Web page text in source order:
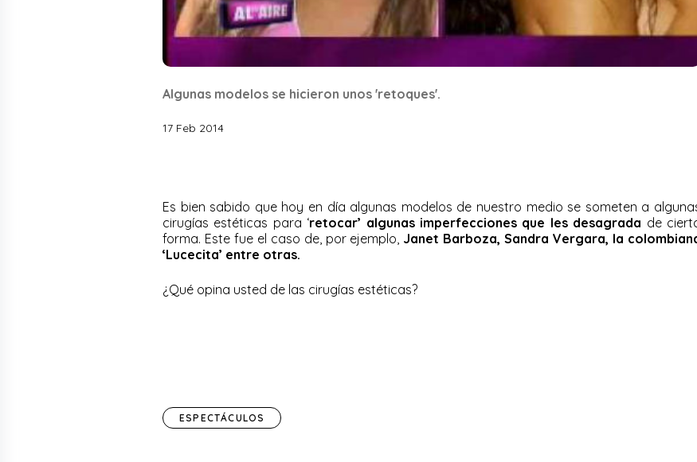
Algunas modelos se hicieron unos 'retoques'.
17 Feb 2014
Es bien sabido que hoy en día algunas modelos de nuestro medio se someten a
cirugías estéticas para ‘retocar’ algunas imperfecciones que les desagrada de
forma. Este fue el caso de, por ejemplo, Janet Barboza, Sandra Vergara, la
‘Lucecita’ entre otras.
¿Qué opina usted de las cirugías estéticas?
ESPECTÁCULOS